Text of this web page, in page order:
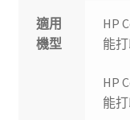
適用
機型
HP
能
HP
能